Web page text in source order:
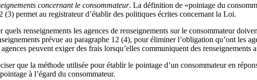
concernant le consommateur. La définition de «pointage du
(3) permet au registrateur d’établir des politiques écrites concernant la Loi.
renseignements les agences de renseignements sur le consommateur
prévue au paragraphe 12 (4), pour éliminer l’obligation qu’ont les
peuvent exiger des frais lorsqu’elles communiquent des renseignements
que la méthode utilisée pour établir le pointage d’un consommateur en
à l’égard du consommateur.